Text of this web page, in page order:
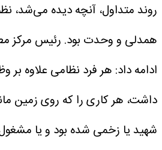
روند متداول، آنچه دیده می‌شد،
همدلی و وحدت بود. رئیس مرکز
ادامه داد: هر فرد نظامی علاوه بر
داشت، هر کاری را که روی زمین
شهید یا زخمی شده بود و یا